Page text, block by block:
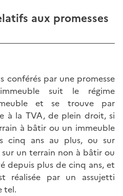
aux promesses
conférés par une promesse
suit le régime
et se trouve par
à la TVA, de plein droit, si
à bâtir ou un immeuble
cinq ans au plus, ou sur
un terrain non à bâtir ou
depuis plus de cinq ans, et
réalisée par un assujetti
tel.